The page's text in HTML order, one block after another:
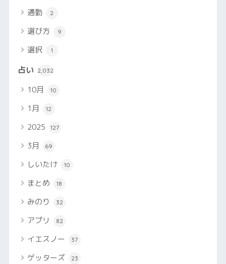
通勤 2
選び方 9
選択 1
占い 2,032
10月 10
1月 12
2025 127
3月 69
しいたけ 10
まとめ 18
みのり 32
アプリ 82
イエスノー 37
ゲッターズ 23